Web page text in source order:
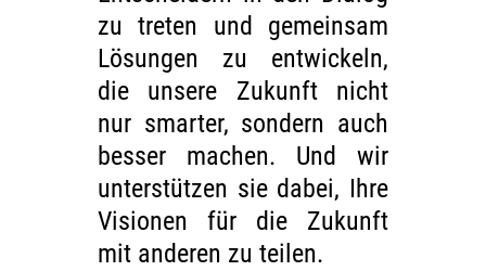
zu treten und gemeinsam
Lösungen zu entwickeln,
die unsere Zukunft nicht
nur smarter, sondern auch
besser machen. Und wir
unterstützen sie dabei, Ihre
Visionen für die Zukunft
mit anderen zu teilen.